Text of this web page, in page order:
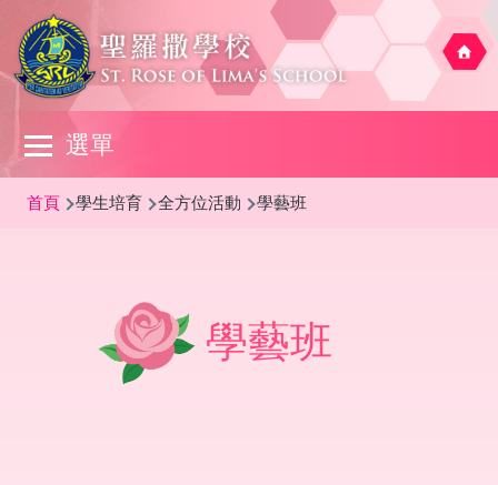
移至主內容
選單
Main
navigation
導
首頁 學生培育 全方位活動 學藝班
學藝班